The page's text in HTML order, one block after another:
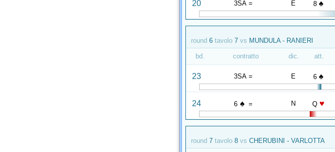
20 3SA = E 8 ♠
round 6 tavolo 7 vs MUNDULA - RANIERI
bd. contratto dic. att.
23 3SA = E 6 ♠
24 6 ♠ = N Q ♥
round 7 tavolo 8 vs CHERUBINI - VARLOTTA